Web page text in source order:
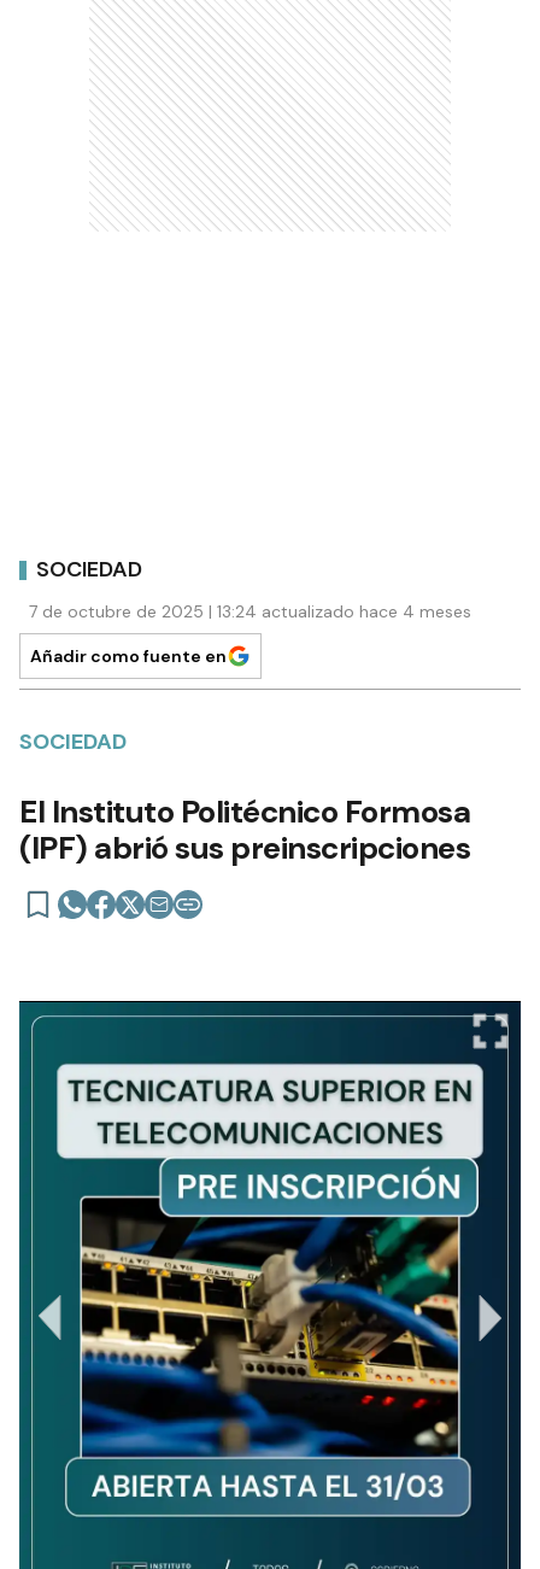
SOCIEDAD
7 de octubre de 2025 | 13:24 actualizado hace 4 meses
Añadir como fuente en
SOCIEDAD
El Instituto Politécnico Formosa
(IPF) abrió sus preinscripciones